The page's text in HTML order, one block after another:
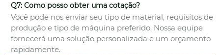
Q7: Como posso obter uma cotação?
Você pode nos enviar seu tipo de material, requisitos de
produção e tipo de máquina preferido. Nossa equipe
fornecerá uma solução personalizada e um orçamento
rapidamente.